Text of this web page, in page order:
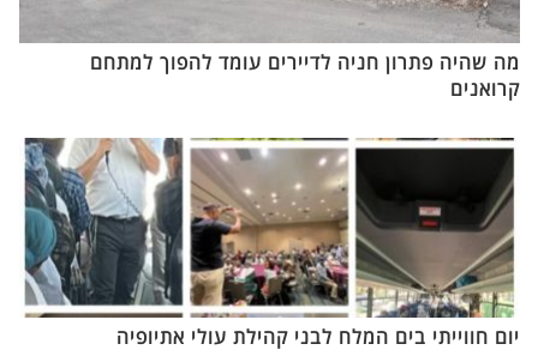
מה שהיה פתרון חניה לדיירים עומד להפוך למתחם
קרואנים
יום חווייתי בים המלח לבני קהילת עולי אתיופיה